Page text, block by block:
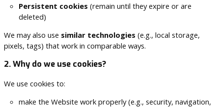
Persistent cookies (remain until they expire or are
deleted)
We may also use similar technologies (e.g., local storage,
pixels, tags) that work in comparable ways.
2. Why do we use cookies?
We use cookies to:
make the Website work properly (e.g., security, navigation,